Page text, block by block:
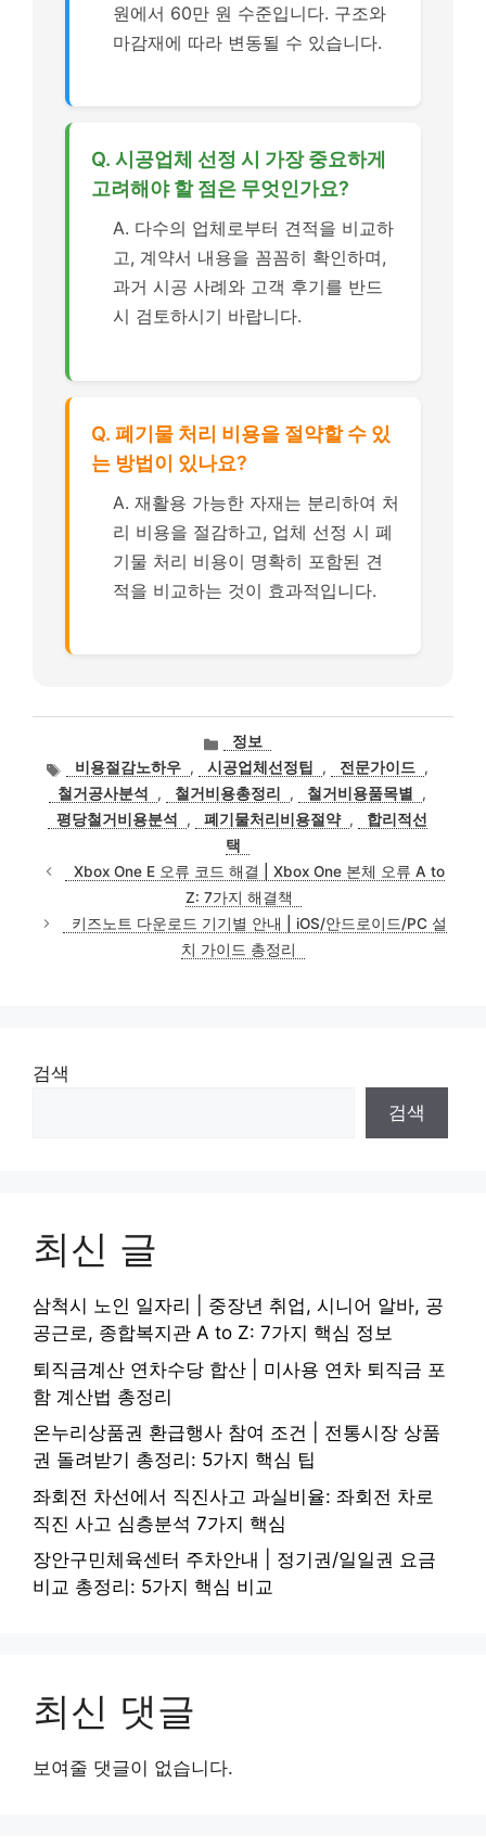
원에서 60만 원 수준입니다. 구조와
마감재에 따라 변동될 수 있습니다.
Q. 시공업체 선정 시 가장 중요하게
고려해야 할 점은 무엇인가요?
A. 다수의 업체로부터 견적을 비교하
고, 계약서 내용을 꼼꼼히 확인하며,
과거 시공 사례와 고객 후기를 반드
시 검토하시기 바랍니다.
Q. 폐기물 처리 비용을 절약할 수 있
는 방법이 있나요?
A. 재활용 가능한 자재는 분리하여 처
리 비용을 절감하고, 업체 선정 시 폐
기물 처리 비용이 명확히 포함된 견
적을 비교하는 것이 효과적입니다.
카
테
고
리
정보
태
그
비용절감노하우 , 시공업체선정팁 , 전문가이드 ,
철거공사분석
, 철거비용총정리 , 철거비용품목별
,
평당철거비용분석
, 폐기물처리비용절약 ,
합리적선
택
Xbox One E 오류 코드 해결 | Xbox One 본체 오류 A to
Z: 7가지 해결책
키즈노트 다운로드 기기별 안내 | iOS/안드로이드/PC 설
치 가이드 총정리
검색
검색
최신 글
삼척시 노인 일자리 | 중장년 취업, 시니어 알바, 공
공근로, 종합복지관 A to Z: 7가지 핵심 정보
퇴직금계산 연차수당 합산 | 미사용 연차 퇴직금 포
함 계산법 총정리
온누리상품권 환급행사 참여 조건 | 전통시장 상품
권 돌려받기 총정리: 5가지 핵심 팁
좌회전 차선에서 직진사고 과실비율: 좌회전 차로
직진 사고 심층분석 7가지 핵심
장안구민체육센터 주차안내 | 정기권/일일권 요금
비교 총정리: 5가지 핵심 비교
최신 댓글
보여줄 댓글이 없습니다.